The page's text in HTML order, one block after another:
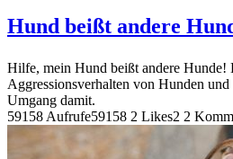
Hund beißt andere
Hilfe, mein Hund beißt andere Hunde!
Aggressionsverhalten von Hunden
Umgang damit.
59158 Aufrufe59158 2 Likes2 2